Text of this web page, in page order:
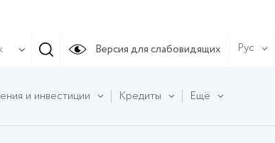
Версия для слабовидящих Рус
и инвестиции Кредиты Ещё